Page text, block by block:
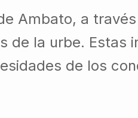
Ambato, a
la urbe. Estas
de los